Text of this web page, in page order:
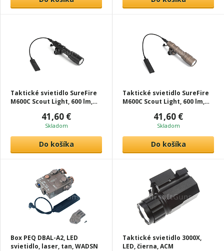
Taktické svietidlo SureFire
M600C Scout Light, 600 lm,
41,60 €
Skladom
Do košíka
Taktické svietidlo SureFire
M600C Scout Light, 600 lm,
41,60 €
Skladom
Do košíka
Box PEQ DBAL-A2, LED
svietidlo, laser, tan, WADSN
Taktické svietidlo 3000X,
LED, čierna, ACM